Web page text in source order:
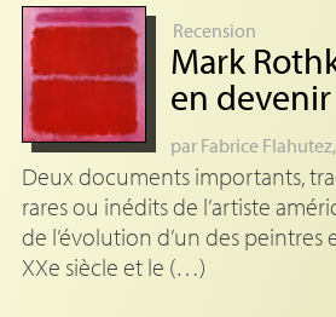
Recension
Mark
en devenir
par Fabrice Flahutez
Deux documents importants,
rares ou inédits de l’artiste
de l’évolution d’un des
XXe siècle et le (…)